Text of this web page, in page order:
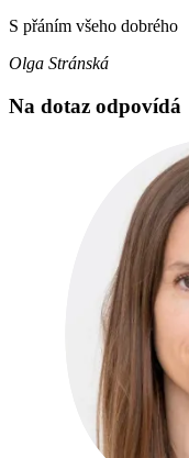
S přáním všeho dobrého
Olga Stránská
Na dotaz odpovídá